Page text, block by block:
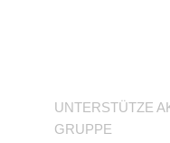
UNTERSTÜTZE
GRUPPE